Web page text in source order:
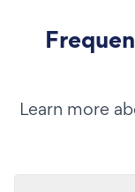
Learn more